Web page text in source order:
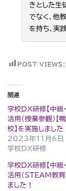
きとした生
でなく、他
を持ち、実
POST VIEWS:
関連
学校DX研修【中級
活用（授業参観）【
校】を実施しました
2023年11月6日
学校DX研修
学校DX研修【中級
活用（STEAM教育
ました！